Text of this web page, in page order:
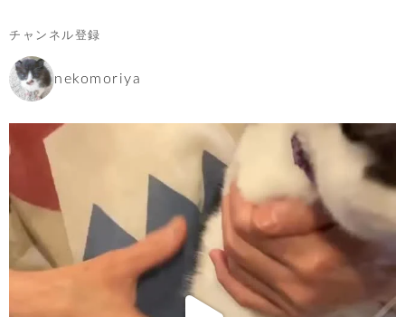
チャンネル登録
nekomoriya